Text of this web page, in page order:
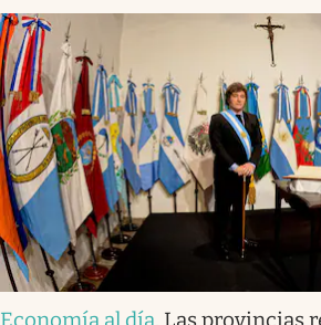
Economía al día. Las provincias